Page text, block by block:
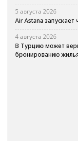
5 августа 2026
Air Astana
4 августа 2026
В Турцию может
бронированию